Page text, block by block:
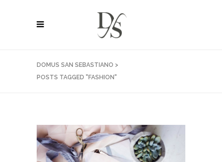
DOMUS SAN SEBASTIANO >
POSTS TAGGED "FASHION"